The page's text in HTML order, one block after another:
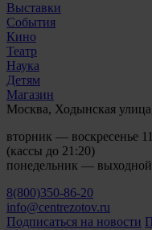
Выставки
События
Кино
Театр
Наука
Детям
Магазин
Москва, Ходынская
вторник — воскресенье
(кассы до 21:20)
понедельник — выходной
8(800)350-86-20
info@centrezotov.ru
Подписаться на новости